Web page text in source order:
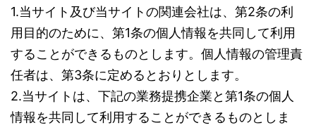
1.当サイト及び当サイトの関連会社は、第2条の利
用目的のために、第1条の個人情報を共同して利用
することができるものとします。個人情報の管理責
任者は、第3条に定めるとおりとします。
2.当サイトは、下記の業務提携企業と第1条の個人
情報を共同して利用することができるものとしま